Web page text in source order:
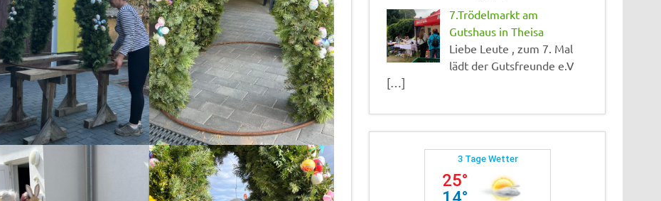
7.Trödelmarkt am
Gutshaus in Theisa
Liebe Leute , zum 7. Mal
lädt der Gutsfreunde e.V
[…]